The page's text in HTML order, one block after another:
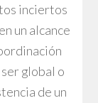
inciertos
un alcance
global o
de un